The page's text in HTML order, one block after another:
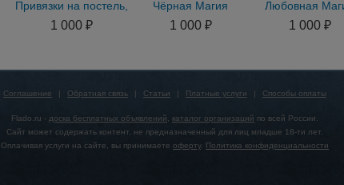
Привязки на постель,
присушки. Помощь в
день обращения
1 000 ₽
Чёрная Магия
Приворот через
Жертвоприношение
1 000 ₽
Любовная
Сделаю Любой
Приворот.
1 000 ₽
Соглашение | Обратная связь | Статьи | Платные услуги | Способы оплаты
Flado.ru - доска бесплатных объявлений, каталог организаций по всей России.
Сайт может содержать контент, не предназначенный для лиц младше 18-ти лет.
Оплачивая услуги на сайте, вы принимаете оферту. Политика конфиденциальности